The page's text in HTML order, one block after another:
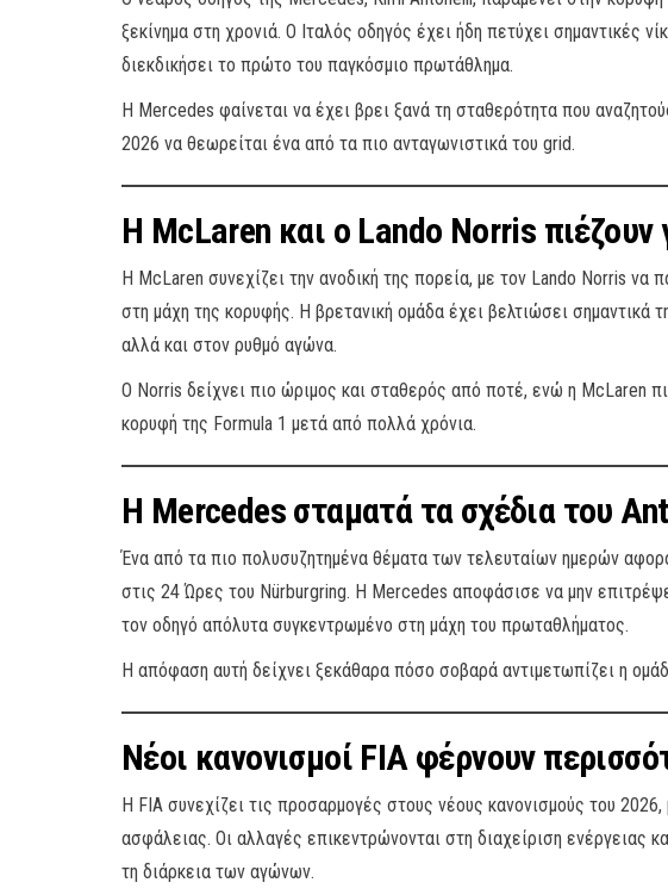
ξεκίνημα στη χρονιά. Ο Ιταλός οδηγός έχει ήδη πετύχει σημαντικές
διεκδικήσει το πρώτο του παγκόσμιο πρωτάθλημα.
Η Mercedes φαίνεται να έχει βρει ξανά τη σταθερότητα που
2026 να θεωρείται ένα από τα πιο ανταγωνιστικά του grid.
Η McLaren και ο Lando Norris πιέζουν
Η McLaren συνεχίζει την ανοδική της πορεία, με τον Lando Norris να
στη μάχη της κορυφής. Η βρετανική ομάδα έχει βελτιώσει σημαντικά
αλλά και στον ρυθμό αγώνα.
Ο Norris δείχνει πιο ώριμος και σταθερός από ποτέ, ενώ η McLaren
κορυφή της Formula 1 μετά από πολλά χρόνια.
Η Mercedes σταματά τα σχέδια του
Ένα από τα πιο πολυσυζητημένα θέματα των τελευταίων ημερών
στις 24 Ώρες του Nürburgring. Η Mercedes αποφάσισε να μην
τον οδηγό απόλυτα συγκεντρωμένο στη μάχη του πρωταθλήματος.
Η απόφαση αυτή δείχνει ξεκάθαρα πόσο σοβαρά αντιμετωπίζει η
Νέοι κανονισμοί FIA φέρνουν
Η FIA συνεχίζει τις προσαρμογές στους νέους κανονισμούς του
ασφάλειας. Οι αλλαγές επικεντρώνονται στη διαχείριση ενέργειας
τη διάρκεια των αγώνων.